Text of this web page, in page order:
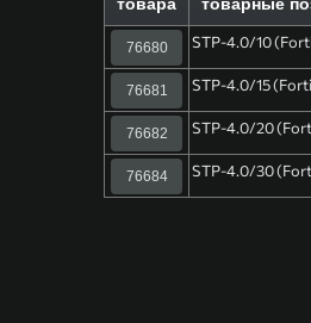
товара товарные
76680 STP-4.0/10
76681 STP-4.0/15
76682 STP-4.0/20
76684 STP-4.0/30